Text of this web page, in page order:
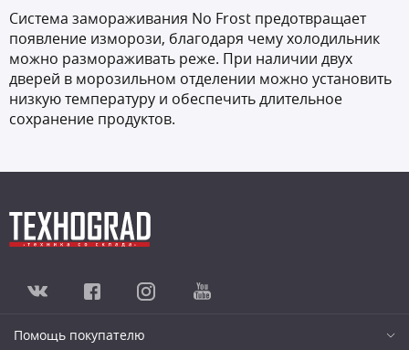
Система замораживания No Frost предотвращает
появление изморози, благодаря чему холодильник
можно размораживать реже. При наличии двух
дверей в морозильном отделении можно установить
низкую температуру и обеспечить длительное
сохранение продуктов.
Помощь покупателю